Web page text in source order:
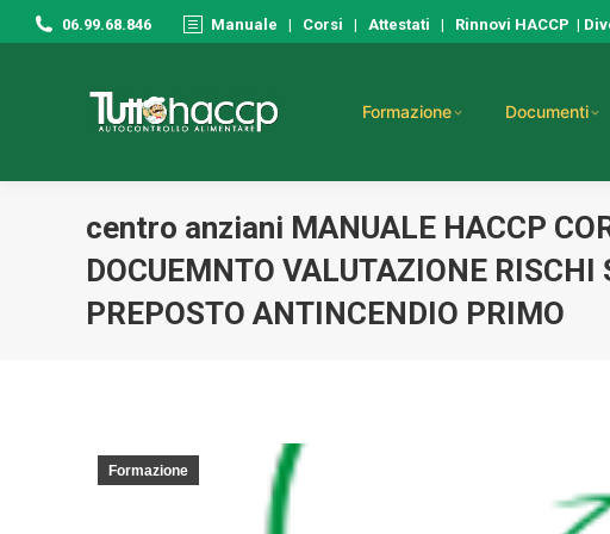
06.99.68.846 Manuale | Corsi | Attestati | Rinnovi HACCP |
Formazione Documenti
centro anziani MANUALE HACCP
DOCUEMNTO VALUTAZIONE RISCHI
PREPOSTO ANTINCENDIO PRIMO
Formazione